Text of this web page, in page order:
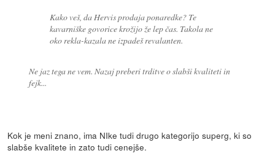
Kako veš, da Hervis prodaja ponaredke? Te
kavarniške govorice krožijo že lep čas. Takola ne
oko rekla-kazala ne izpadeš revalanten.
Ne jaz tega ne vem. Nazaj preberi trditve o slabši kvaliteti in
fejk...
Kok je meni znano, ima NIke tudi drugo kategorijo superg, ki so
slabše kvalitete in zato tudi cenejše.